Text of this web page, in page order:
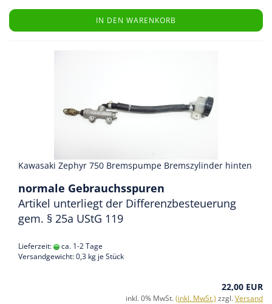
IN DEN WARENKORB
Kawasaki Zephyr 750 Bremspumpe Bremszylinder hinten
normale Gebrauchsspuren
Artikel unterliegt der Differenzbesteuerung
gem. § 25a UStG 119
Lieferzeit:
ca. 1-2 Tage
Versandgewicht:0,3 kg je Stück
22,00 EUR
inkl. 0% MwSt.(inkl. MwSt.) zzgl.Versand